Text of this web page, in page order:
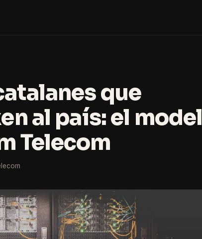
que
al país: el model
Telecom